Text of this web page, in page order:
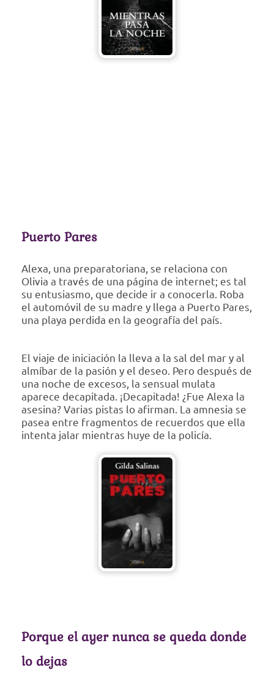
Puerto Pares
Alexa, una preparatoriana, se relaciona con
Olivia a través de una página de internet; es tal
su entusiasmo, que decide ir a conocerla. Roba
el automóvil de su madre y llega a Puerto Pares,
una playa perdida en la geografía del país.
El viaje de iniciación la lleva a la sal del mar y al
almíbar de la pasión y el deseo. Pero después de
una noche de excesos, la sensual mulata
aparece decapitada. ¡Decapitada! ¿Fue Alexa la
asesina? Varias pistas lo afirman. La amnesia se
pasea entre fragmentos de recuerdos que ella
intenta jalar mientras huye de la policía.
Porque el ayer nunca se queda donde
lo dejas